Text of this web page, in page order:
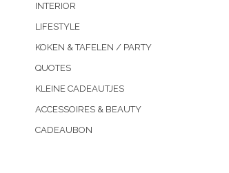
INTERIOR
LIFESTYLE
KOKEN & TAFELEN / PARTY
QUOTES
KLEINE CADEAUTJES
ACCESSOIRES & BEAUTY
CADEAUBON